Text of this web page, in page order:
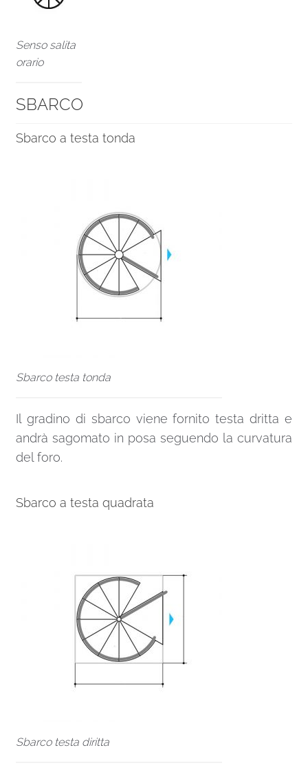
Senso salita
orario
SBARCO
Sbarco a testa tonda
Sbarco testa tonda
Il gradino di sbarco viene fornito testa dritta e
andrà sagomato in posa seguendo la curvatura
del foro.
Sbarco a testa quadrata
Sbarco testa diritta